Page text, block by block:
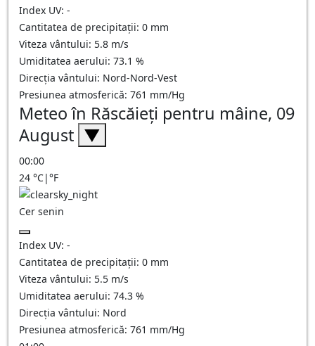
Index UV: -
Cantitatea de precipitații: 0 mm
Viteza vântului: 5.8 m/s
Umiditatea aerului: 73.1 %
Direcția vântului: Nord-Nord-Vest
Presiunea atmosferică: 761 mm/Hg
Meteo în Răscăieţi pentru mâine, 09
August ▼
00:00
24 °C|°F
Cer senin
Index UV: -
Cantitatea de precipitații: 0 mm
Viteza vântului: 5.5 m/s
Umiditatea aerului: 74.3 %
Direcția vântului: Nord
Presiunea atmosferică: 761 mm/Hg